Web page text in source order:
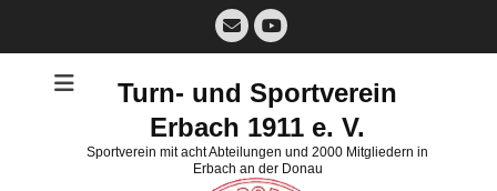
E-
MailYouTube
Turn- und Sportverein
Erbach 1911 e. V.
Sportverein mit acht Abteilungen und 2000 Mitgliedern in
Erbach an der Donau